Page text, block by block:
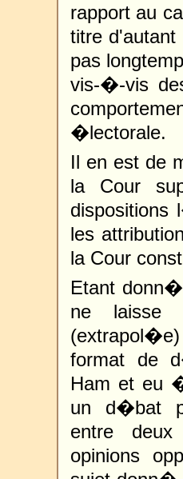
rapport au
titre
pas
vis-�-vis
�lectorale.
Il en est de
la Cour
dispositions
les
la Cour
Etant
ne laisse
format de
Ham et eu
un d�bat
entre deux
opinions